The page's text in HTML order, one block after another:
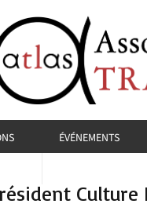
ÉVÉNEMENTS
Culture